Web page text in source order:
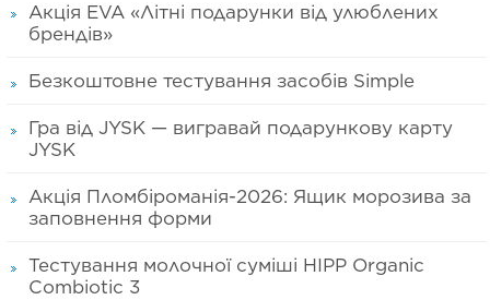
Акція EVA «Літні подарунки від улюблених
брендів»
Безкоштовне тестування засобів Simple
Гра від JYSK — вигравай подарункову карту
JYSK
Акція Пломбіроманія-2026: Ящик морозива за
заповнення форми
Тестування молочної суміші HIPP Organic
Combiotic 3